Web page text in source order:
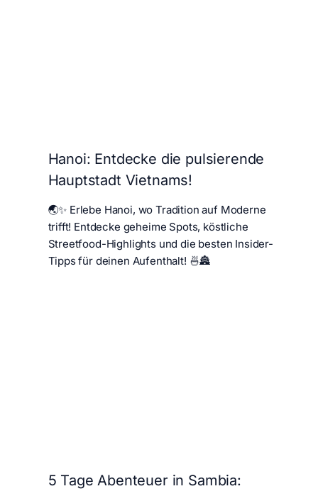
Hanoi: Entdecke die pulsierende
Hauptstadt Vietnams!
🌏✨ Erlebe Hanoi, wo Tradition auf Moderne
trifft! Entdecke geheime Spots, köstliche
Streetfood-Highlights und die besten Insider-
Tipps für deinen Aufenthalt! 🍜🏯
5 Tage Abenteuer in Sambia: